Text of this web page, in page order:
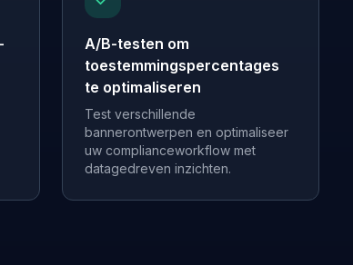
A/B-testen om
toestemmingspercentages
te optimaliseren
Test verschillende
bannerontwerpen en optimaliseer
uw complianceworkflow met
datagedreven inzichten.